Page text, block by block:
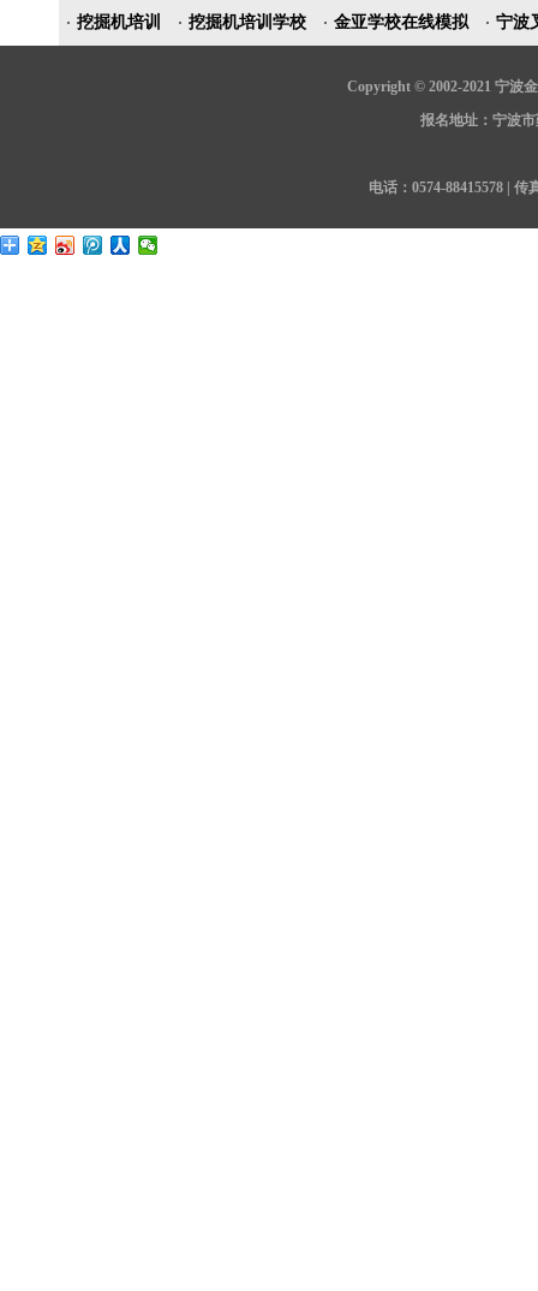
挖掘机培训 挖掘机培训学校 金亚学校在线模拟 宁波
Copyright © 2002-2021 宁波
报名地址：宁波
电话：0574-88415578 | 传